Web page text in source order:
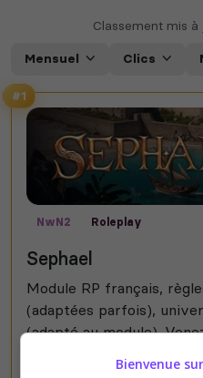
Classement mis à
Mensuel Clics
#1
NwN2 Roleplay
Sephael
Module RP français,
(adaptées parfois),
(adapté au module).
Bienvenue